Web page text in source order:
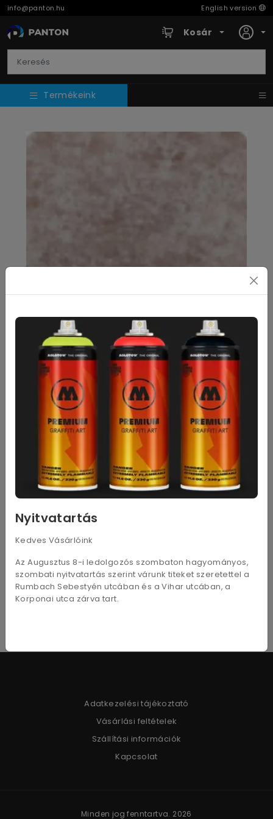
Nyitvatartás
Kedves Vásárlóink
Az Augusztus 8-i ledolgozós szombaton hagyományos,
szombati nyitvatartás szerint várunk titeket szeretettel a
Rumbach Sebestyén utcában és a Vihar utcában, a
Korponai utca zárva tart.
info@panton.hu English version
Kosár
Termékeink
Füstfólia pehely ezüst M8 2504
1 650Ft
Nettó: 1 299Ft
Kosárba
Leírás
alkalmazható füstfólia pelyhek izgalmas színvariációkban. A
Adatkezelési tájékoztató
Vásárlási feltételek
Szállítási információk
Kapcsolat
Minden jog fenntartva. 2026